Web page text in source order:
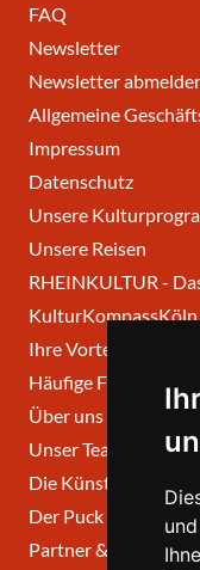
FAQ
Newsletter
Newsletter
Allgemeine
Impressum
Datenschutz
Unsere
Unsere Reisen
RHEINKULTUR -
Ihre Vorteile
Häufige Fragen
Über uns
Unser Team
Die Künstlerischen
Der Puck
Partner & Links